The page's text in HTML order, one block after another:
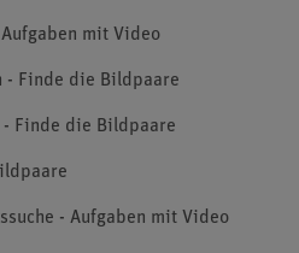
mit Video
- Finde die Bildpaare
- Finde die Bildpaare
- Aufgaben mit Video